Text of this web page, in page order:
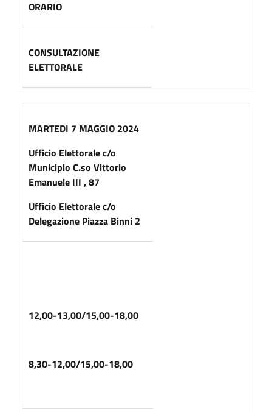
ORARIO
CONSULTAZIONE
ELETTORALE
MARTEDI 7 MAGGIO 2024
Ufficio Elettorale c/o
Municipio C.so Vittorio
Emanuele III , 87
Ufficio Elettorale c/o
Delegazione Piazza Binni 2
12,00-13,00/15,00-18,00
8,30-12,00/15,00-18,00